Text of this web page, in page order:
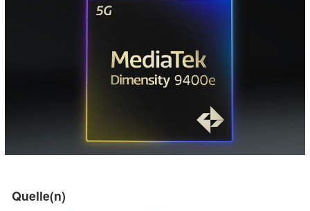
Quelle(n)